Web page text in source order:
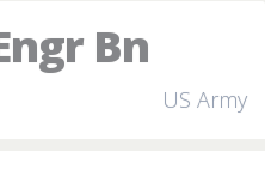
Bn
US Army